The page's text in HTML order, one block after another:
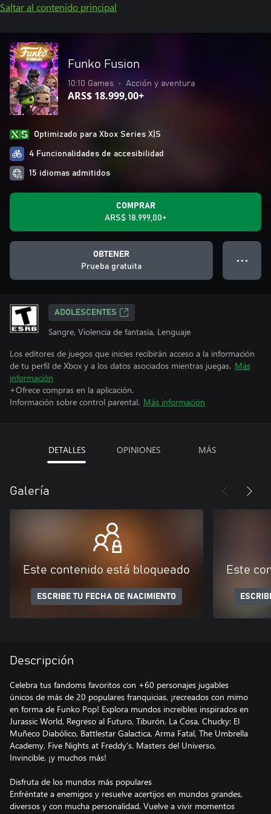
Saltar al contenido principal
Funko Fusion
10:10 Games • Acción y aventura
ARS$ 18.999,00+
Optimizado para Xbox Series X|S
4 Funcionalidades de accesibilidad
15 idiomas admitidos
COMPRAR
ARS$ 18.999,00+
OBTENER
Prueba gratuita
● ● ●
ADOLESCENTES
Sangre, Violencia de fantasía, Lenguaje
Los editores de juegos que inicies recibirán acceso a la información
de tu perfil de Xbox y a los datos asociados mientras juegas. Más
información
+Ofrece compras en la aplicación.
Información sobre control parental. Más información
DETALLES OPINIONES MÁS
Galería
Este contenido está bloqueado
ESCRIBE TU FECHA DE NACIMIENTO
Este
Descripción
Celebra tus fandoms favoritos con +60 personajes jugables
únicos de más de 20 populares franquicias, ¡recreados con mimo
en forma de Funko Pop! Explora mundos increíbles inspirados en
Jurassic World, Regreso al Futuro, Tiburón, La Cosa, Chucky: El
Muñeco Diabólico, Battlestar Galactica, Arma Fatal, The Umbrella
Academy, Five Nights at Freddy’s, Masters del Universo,
Invincible, ¡y muchos más!
Disfruta de los mundos más populares
Enfréntate a enemigos y resuelve acertijos en mundos grandes,
diversos y con mucha personalidad. Vuelve a vivir momentos